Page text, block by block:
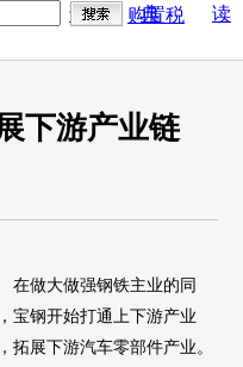
询
典
读
购置税
下游产业链
做大做强钢铁主业的同
宝钢开始打通上下游产业
拓展下游汽车零部件产业。